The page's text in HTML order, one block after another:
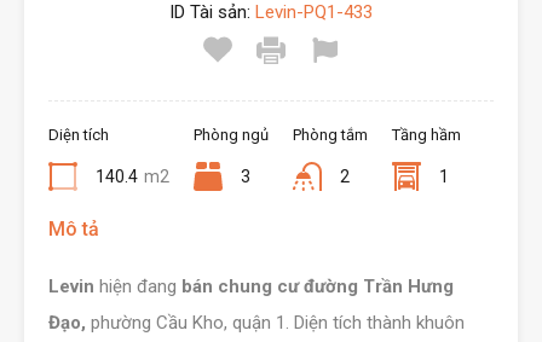
ID Tài sản: Levin-PQ1-433
Diện tích
140.4 m2
Phòng ngủ
3
Phòng tắm
2
Tầng hầm
1
Mô tả
Levin hiện đang bán chung cư đường Trần Hưng
Đạo, phường Cầu Kho, quận 1. Diện tích thành khuôn